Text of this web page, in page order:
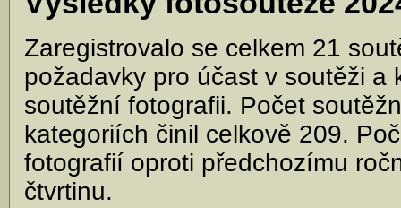
Zaregistrovalo se celkem 21
požadavky pro účast v soutěži a
soutěžní fotografii. Počet
kategoriích činil celkově 209.
fotografií oproti předchozímu
čtvrtinu.